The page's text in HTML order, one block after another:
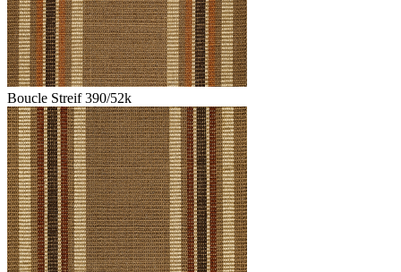
Boucle Streif 390/52k